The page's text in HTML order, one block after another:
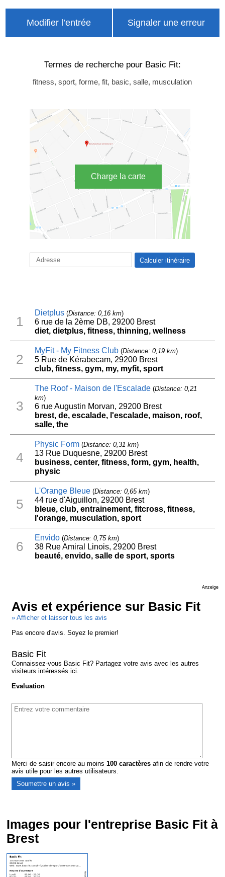
Modifier l’entrée Signaler une erreur
Termes de recherche pour Basic Fit:
fitness, sport, forme, fit, basic, salle, musculation
Charge la carte
1
Dietplus(Distance: 0,16 km)
6 rue de la 2ème DB, 29200 Brest
diet, dietplus, fitness, thinning, wellness
2
MyFit - My Fitness Club(Distance: 0,19 km)
5 Rue de Kérabecam, 29200 Brest
club, fitness, gym, my, myfit, sport
3
The Roof - Maison de l'Escalade(Distance: 0,21
km)
6 rue Augustin Morvan, 29200 Brest
brest, de, escalade, l'escalade, maison, roof,
salle, the
4
Physic Form(Distance: 0,31 km)
13 Rue Duquesne, 29200 Brest
business, center, fitness, form, gym, health,
physic
5
L'Orange Bleue(Distance: 0,65 km)
44 rue d'Aiguillon, 29200 Brest
bleue, club, entrainement, fitcross, fitness,
l'orange, musculation, sport
6
Envido(Distance: 0,75 km)
38 Rue Amiral Linois, 29200 Brest
beauté, envido, salle de sport, sports
Anzeige
Avis et expérience sur Basic Fit
» Afficher et laisser tous les avis
Pas encore d'avis. Soyez le premier!
Basic Fit
Connaissez-vous Basic Fit? Partagez votre avis avec les autres
visiteurs intéressés ici.
Evaluation
Merci de saisir encore au moins100 caractères afin de rendre votre
avis utile pour les autres utilisateurs.
Images pour l'entreprise Basic Fit à
Brest